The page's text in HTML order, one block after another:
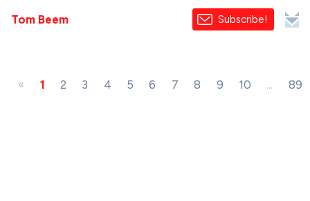
Tom Beem Subscribe!
« 1 2 3 4 5 6 7 8 9 10 ... 89